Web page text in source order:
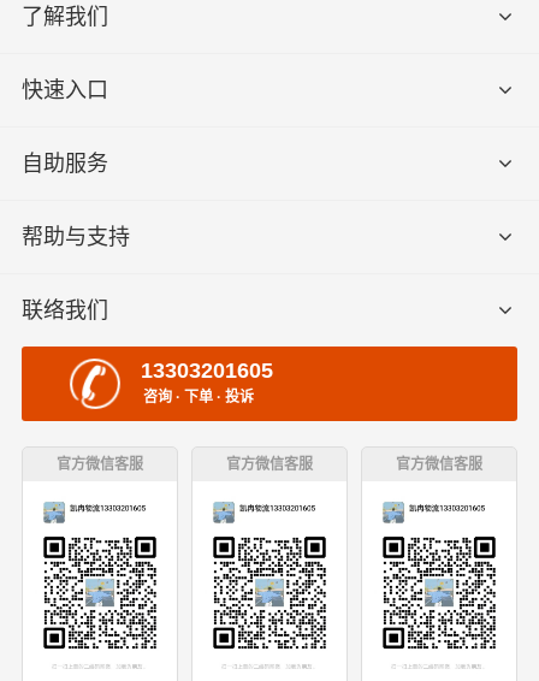
了解我们
快速入口
自助服务
帮助与支持
联络我们
13303201605
咨询 · 下单 · 投诉
官方微信客服 官方微信客服 官方微信客服